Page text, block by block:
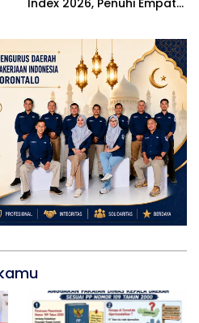
Index 2026, Penuhi Empat